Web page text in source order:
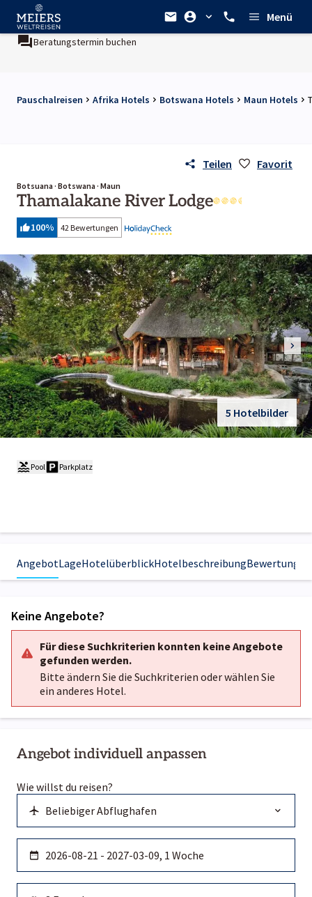
Menü
Beratungstermin buchen
Pauschalreisen Afrika Hotels Botswana Hotels Maun Hotels
Teilen Favorit
Botsuana · Botswana · Maun
Thamalakane River Lodge
100% 42 Bewertungen
5 Hotelbilder
Pool Parkplatz
AngebotLageHotelüberblickHotelbeschreibungBewertungen
Angebot individuell anpassen
Wie willst du reisen?
Keine Angebote?
Für diese Suchkriterien konnten keine Angebote
gefunden werden.
Bitte ändern Sie die Suchkriterien oder wählen Sie
ein anderes Hotel.